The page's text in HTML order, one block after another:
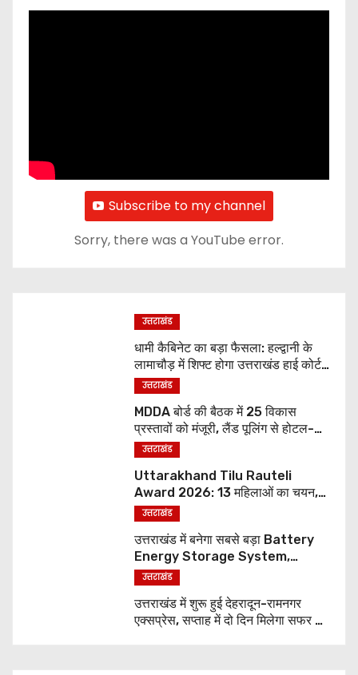
Subscribe to my channel
Sorry, there was a YouTube error.
उत्तराखंड
धामी कैबिनेट का बड़ा फैसला: हल्द्वानी के
लामाचौड़ में शिफ्ट होगा उत्तराखंड हाई कोर्ट,
अन्य महत्वपूर्ण फैसले
उत्तराखंड
MDDA बोर्ड की बैठक में 25 विकास
प्रस्तावों को मंजूरी, लैंड पूलिंग से होटल-
पर्यटन परियोजनाओं को मिलेगी रफ्तार
उत्तराखंड
Uttarakhand Tilu Rauteli
Award 2026: 13 महिलाओं का चयन,
8 अगस्त को सीएम धामी करेंगे सम्मानित
उत्तराखंड
उत्तराखंड में बनेगा सबसे बड़ा Battery
Energy Storage System,
UJVNL लगाएगा 352 करोड़ का प्रोजेक्ट
उत्तराखंड
उत्तराखंड में शुरू हुई देहरादून-रामनगर
एक्सप्रेस, सप्ताह में दो दिन मिलेगा सफर का